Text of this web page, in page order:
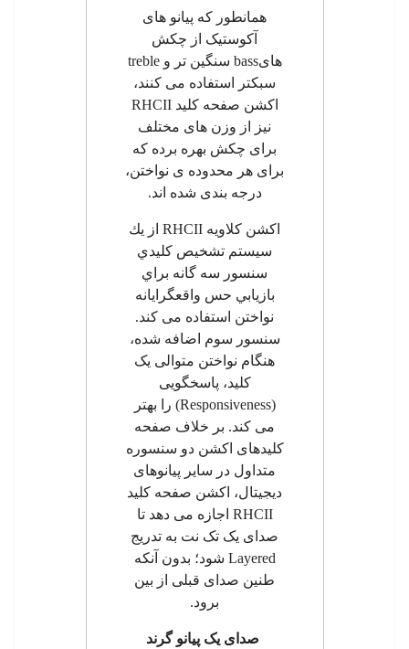
همانطور که پیانو های
آکوستیک از چکش
هایbass سنگین تر وtreble
سبکتر استفاده می کنند،
اکشن صفحه کلیدRHCII
نیز از وزن های مختلف
برای چکش بهره برده که
برای هر محدوده ی نواختن،
درجه بندی شده اند.
اکشن کلاویه RHCII از يك
سيستم تشخيص كليدي
سنسور سه گانه براي
بازيابي حس واقعگرایانه
نواختن استفاده می کند.
سنسور سوم اضافه شده،
هنگام نواختن متوالی یک
کلید، پاسخگویی
(
Responsiveness) را بهتر
می کند. بر خلاف صفحه
کلیدهای اکشن دو سنسوره
متداول در سایر پیانوهای
دیجیتال، اکشن صفحه كليد
RHCII اجازه می دهد تا
صدای یک تک نت به تدریج
Layered شود؛ بدون آنکه
طنین صدای قبلی از بین
برود.
صدای یک پیانو گرند